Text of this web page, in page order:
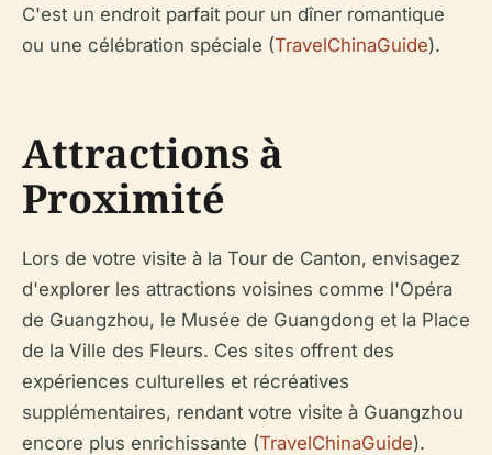
C'est un endroit parfait pour un dîner romantique
ou une célébration spéciale (TravelChinaGuide).
Attractions à
Proximité
Lors de votre visite à la Tour de Canton, envisagez
d'explorer les attractions voisines comme l'Opéra
de Guangzhou, le Musée de Guangdong et la Place
de la Ville des Fleurs. Ces sites offrent des
expériences culturelles et récréatives
supplémentaires, rendant votre visite à Guangzhou
encore plus enrichissante (TravelChinaGuide).